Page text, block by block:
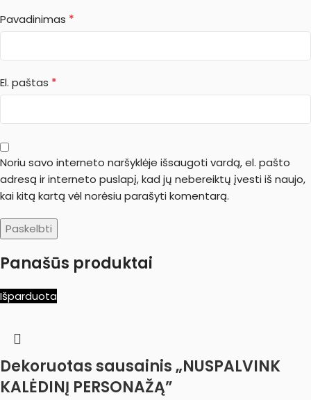
Pavadinimas *
El. paštas *
Noriu savo interneto naršyklėje išsaugoti vardą, el. pašto
adresą ir interneto puslapį, kad jų nebereiktų įvesti iš naujo,
kai kitą kartą vėl norėsiu parašyti komentarą.
Panašūs produktai
Išparduota
Dekoruotas sausainis „NUSPALVINK
KALĖDINĮ PERSONAŽĄ”